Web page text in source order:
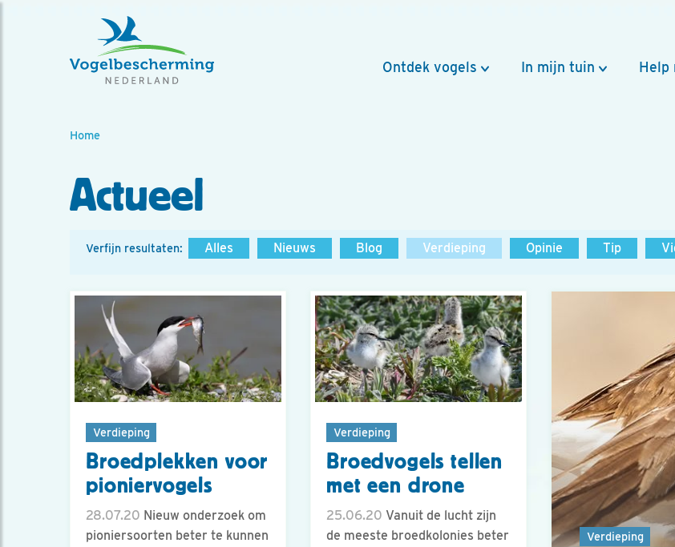
Ontdek vogels In mijn tuin Help
Home
Actueel
Verfijn resultaten: Alles Nieuws Blog Verdieping Opinie Tip
Verdieping
Broedplekken voor
pioniervogels
28.07.20 Nieuw onderzoek om
pioniersoorten beter te kunnen
Verdieping
Broedvogels tellen
met een drone
25.06.20 Vanuit de lucht zijn
de meeste broedkolonies beter
Verdieping